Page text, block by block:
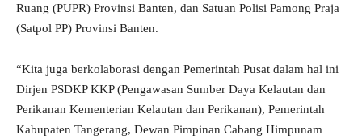
Ruang (PUPR) Provinsi Banten, dan Satuan Polisi Pamong Praja
(Satpol PP) Provinsi Banten.
“Kita juga berkolaborasi dengan Pemerintah Pusat dalam hal ini
Dirjen PSDKP KKP (Pengawasan Sumber Daya Kelautan dan
Perikanan Kementerian Kelautan dan Perikanan), Pemerintah
Kabupaten Tangerang, Dewan Pimpinan Cabang Himpunam